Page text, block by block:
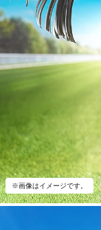
※画像はイメージです。